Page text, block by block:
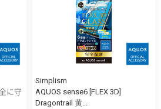
に守
Simplism
AQUOS sense6 [FLEX 3D]
Dragontrail 黄...